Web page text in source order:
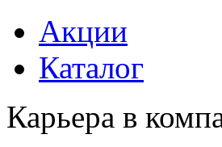
Акции
Каталог
Карьера в